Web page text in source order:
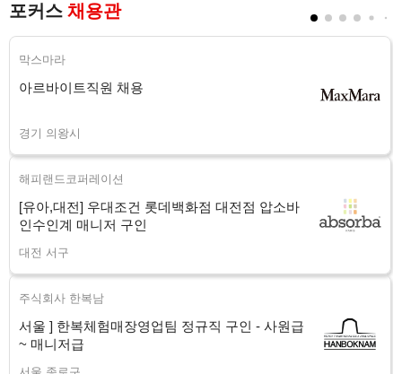
포커스 채용관
막스마라
아르바이트직원 채용
경기 의왕시
해피랜드코퍼레이션
[유아,대전] 우대조건 롯데백화점 대전점 압소바
인수인계 매니저 구인
대전 서구
주식회사 한복남
서울 ] 한복체험매장영업팀 정규직 구인 - 사원급
~ 매니저급